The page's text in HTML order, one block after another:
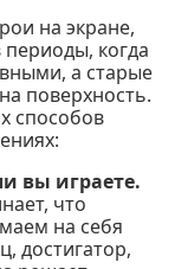
на экране,
когда
а старые
поверхность.
способов
вы играете.
что
на себя
достигатор,